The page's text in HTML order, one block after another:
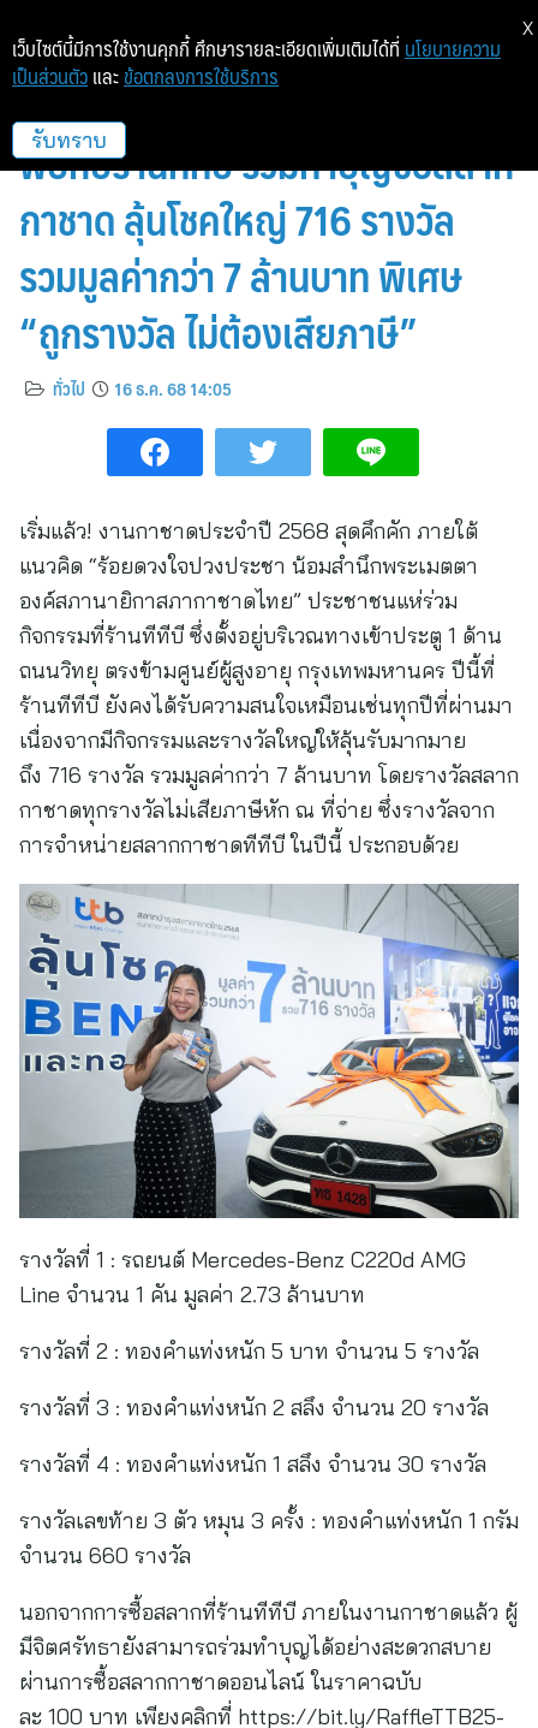
ทีทีบี ชวนเที่ยวงานกาชาด 2568
พบกับร้านทีทีบี ร่วมทำบุญซื้อสลาก
กาชาด ลุ้นโชคใหญ่ 716 รางวัล
รวมมูลค่ากว่า 7 ล้านบาท พิเศษ
“ถูกรางวัล ไม่ต้องเสียภาษี”
ทั่วไป 16 ธ.ค. 68 14:05
เริ่มแล้ว! งานกาชาดประจำปี 2568 สุดคึกคัก ภายใต้
แนวคิด “ร้อยดวงใจปวงประชา น้อมสำนึกพระเมตตา
องค์สภานายิกาสภากาชาดไทย” ประชาชนแห่ร่วม
กิจกรรมที่ร้านทีทีบี ซึ่งตั้งอยู่บริเวณทางเข้าประตู 1 ด้าน
ถนนวิทยุ ตรงข้ามศูนย์ผู้สูงอายุ กรุงเทพมหานคร ปีนี้ที่
ร้านทีทีบี ยังคงได้รับความสนใจเหมือนเช่นทุกปีที่ผ่านมา
เนื่องจากมีกิจกรรมและรางวัลใหญ่ให้ลุ้นรับมากมาย
ถึง 716 รางวัล รวมมูลค่ากว่า 7 ล้านบาท โดยรางวัลสลาก
กาชาดทุกรางวัลไม่เสียภาษีหัก ณ ที่จ่าย ซึ่งรางวัลจาก
การจำหน่ายสลากกาชาดทีทีบี ในปีนี้ ประกอบด้วย
รางวัลที่ 1 : รถยนต์ Mercedes-Benz C220d AMG
Line จำนวน 1 คัน มูลค่า 2.73 ล้านบาท
รางวัลที่ 2 : ทองคำแท่งหนัก 5 บาท จำนวน 5 รางวัล
รางวัลที่ 3 : ทองคำแท่งหนัก 2 สลึง จำนวน 20 รางวัล
รางวัลที่ 4 : ทองคำแท่งหนัก 1 สลึง จำนวน 30 รางวัล
รางวัลเลขท้าย 3 ตัว หมุน 3 ครั้ง : ทองคำแท่งหนัก 1 กรัม
จำนวน 660 รางวัล
นอกจากการซื้อสลากที่ร้านทีทีบี ภายในงานกาชาดแล้ว ผู้
มีจิตศรัทธายังสามารถร่วมทำบุญได้อย่างสะดวกสบาย
ผ่านการซื้อสลากกาชาดออนไลน์ ในราคาฉบับ
ละ 100 บาท เพียงคลิกที่ https://bit.ly/RaffleTTB25-
เว็บไซต์นี้มีการใช้งานคุกกี้ ศึกษารายละเอียดเพิ่มเติมได้ที่ นโยบายความ
เป็นส่วนตัว และ ข้อตกลงการใช้บริการ
รับทราบ
X